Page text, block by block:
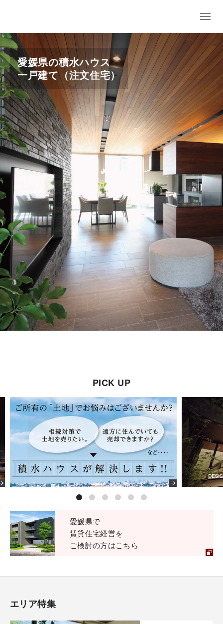
愛媛県の積水ハウス
一戸建て（注文住宅）
PICK UP
愛媛県で
賃貸住宅経営を
ご検討の方はこちら
エリア特集